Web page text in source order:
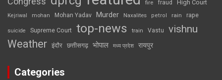
fire fraud High Court
Kejriwal mohan Mohan Yadav Murder Naxalites petrol rain rape
suicide Supreme Court top-news train Vastu vishnu
Weather इंदौर छत्तीसगढ़ भोपाल मध्य प्रदेश रायपुर
Categories